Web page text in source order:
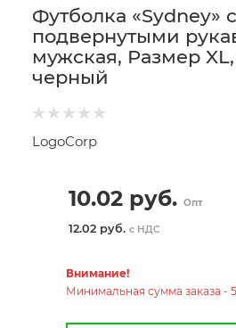
Футболка «Sydney» с
подвернутыми
мужская, Размер
черный
LogoCorp
10.02руб. Опт
12.02 руб. с НДС
Внимание!
Минимальная сумма заказа -